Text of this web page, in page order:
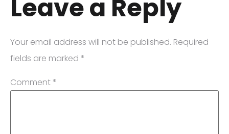
Leave a Reply
Your email address will not be published. Required
fields are marked *
Comment *